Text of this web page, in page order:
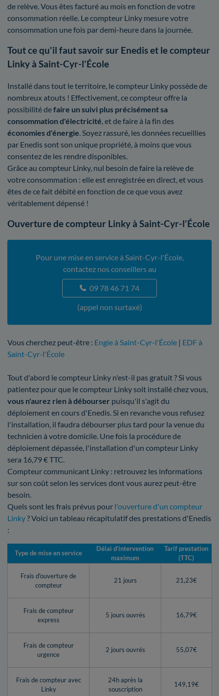
de relève. Vous êtes facturé au mois en fonction de votre
consommation réelle. Le compteur Linky mesure votre
consommation une fois par demi-heure dans la journée.
Tout ce qu'il faut savoir sur Enedis et le compteur
Linky à Saint-Cyr-l'École
Installé dans tout le territoire, le compteur Linky possède de
nombreux atouts ! Effectivement, ce compteur offre la
possibilité defaire un suivi plus précisément sa
consommation d'électricité , et de faire à la fin des
économies d'énergie . Soyez rassuré, les données recueillies
par Enedis sont son unique propriété, à moins que vous
consentez de les rendre disponibles.
Grâce au compteur Linky, nul besoin de faire la relève de
votre consommation : elle est enregistrée en direct, et vous
êtes de ce fait débité en fonction de ce que vous avez
véritablement dépensé !
Ouverture de compteur Linky à Saint-Cyr-l'École
Pour une mise en service à Saint-Cyr-l'École,
contactez nos conseillers au
09 78 46 71 74
(appel non surtaxé)
Vous cherchez peut-être : Engie à Saint-Cyr-l'École | EDF à
Saint-Cyr-l'École
Tout d'abord le compteur Linky n'est-il pas gratuit ? Si vous
patientez pour que le compteur Linky soit installé chez vous,
vous n'aurez rien à débourser puisqu'il s'agit du
déploiement en cours d'Enedis. Si en revanche vous refusez
l'installation, il faudra débourser plus tard pour la venue du
technicien à votre domicile. Une fois la procédure de
déploiement dépassée, l'installation d'un compteur Linky
sera 16,79 € TTC.
Compteur communicant Linky : retrouvez les informations
sur son coût selon les services dont vous aurez peut-être
besoin.
Quels sont les frais prévus pour l'ouverture d'un compteur
Linky? Voici un tableau récapitulatif des prestations d'Enedis
:
Type de mise en service
Délai d’intervention
maximum
Tarif prestation
(TTC)
Frais d'ouverture de
compteur
21 jours 21,23€
Frais de compteur
express
5 jours ouvrés 16,79€
Frais de compteur
urgence
2 jours ouvrés 55,07€
Frais de compteur avec
Linky
24h après la
souscription
149,19€